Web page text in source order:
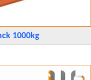
1000kg